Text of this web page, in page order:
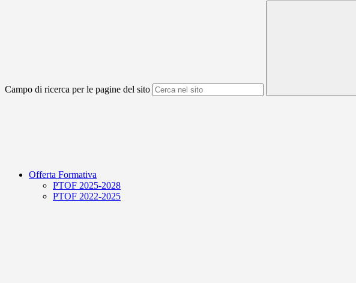
Campo di ricerca per le pagine del sito
Offerta Formativa
PTOF 2025-2028
PTOF 2022-2025